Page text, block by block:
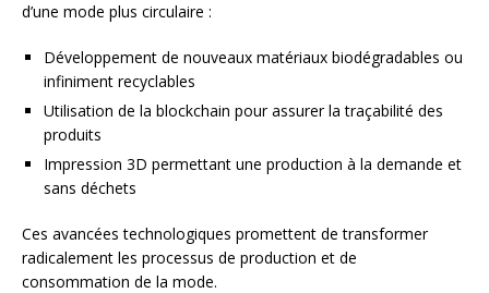
d’une mode plus circulaire :
Développement de nouveaux matériaux biodégradables ou
infiniment recyclables
Utilisation de la blockchain pour assurer la traçabilité des
produits
Impression 3D permettant une production à la demande et
sans déchets
Ces avancées technologiques promettent de transformer
radicalement les processus de production et de
consommation de la mode.